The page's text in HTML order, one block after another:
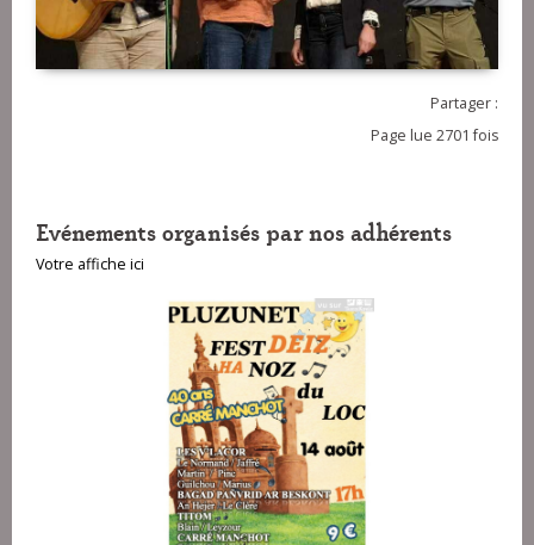
Partager :
Page lue 2701 fois
Evénements organisés par nos adhérents
Votre affiche ici